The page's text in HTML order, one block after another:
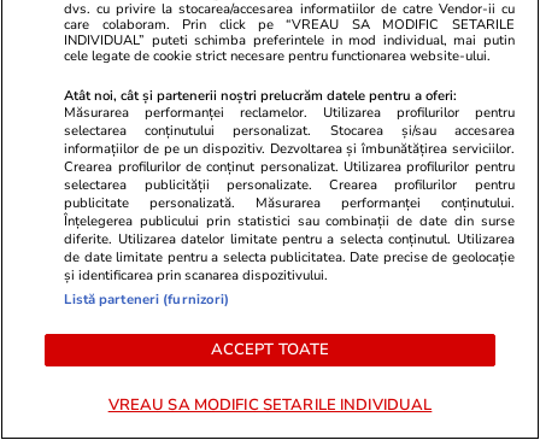
Avertizări nowcasting ANM de vreme severă.
Lista localităților vizate de fenomene meteo
periculoase
Știri Externe 16:22
Fostul ministru bulgar al apărării laudă
avioanele F-16 la mâna a doua cumpărate de
România: „Cu ele doboară acum dronele”
Stiri Mondene 16:20
Mesajul pe care Jennifer Lopez i l-a transmis
Anastasiei Soare. Cum au apărut vedetele la
dvs. cu privire la stocarea/accesarea informatiilor de catre Vendor-ii cu
care colaboram. Prin click pe “VREAU SA MODIFIC SETARILE
INDIVIDUAL” puteti schimba preferintele in mod individual, mai putin
cele legate de cookie strict necesare pentru functionarea website-ului.
Atât noi, cât și partenerii noștri prelucrăm datele pentru a oferi:
Măsurarea performanței reclamelor. Utilizarea profilurilor pentru
selectarea conținutului personalizat. Stocarea și/sau accesarea
informațiilor de pe un dispozitiv. Dezvoltarea și îmbunătățirea serviciilor.
Crearea profilurilor de conținut personalizat. Utilizarea profilurilor pentru
selectarea publicității personalizate. Crearea profilurilor pentru
publicitate personalizată. Măsurarea performanței conținutului.
Înțelegerea publicului prin statistici sau combinații de date din surse
diferite. Utilizarea datelor limitate pentru a selecta conținutul. Utilizarea
de date limitate pentru a selecta publicitatea. Date precise de geolocație
și identificarea prin scanarea dispozitivului.
Listă parteneri (furnizori)
ACCEPT TOATE
VREAU SA MODIFIC SETARILE INDIVIDUAL